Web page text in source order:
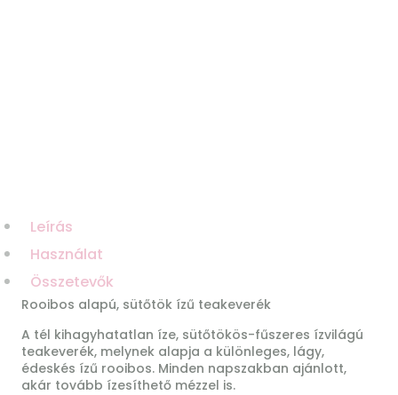
Leírás
Használat
Összetevők
Rooibos alapú, sütőtök ízű teakeverék
A tél kihagyhatatlan íze, sütőtökös-fűszeres ízvilágú
teakeverék, melynek alapja a különleges, lágy,
édeskés ízű rooibos. Minden napszakban ajánlott,
akár tovább ízesíthető mézzel is.